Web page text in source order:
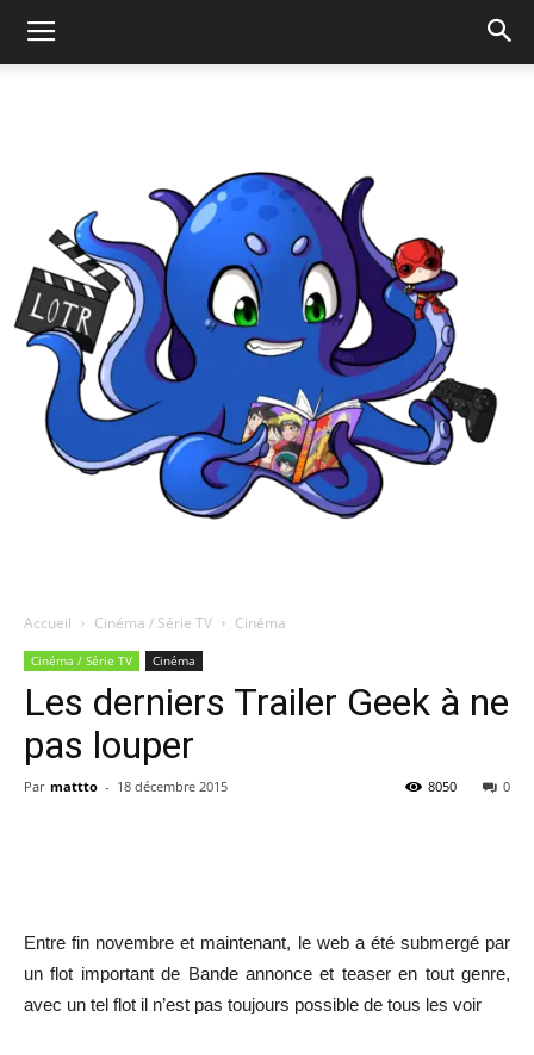
Accueil Cinéma / Série TV Cinéma
Cinéma / Série TV Cinéma
Les derniers Trailer Geek à ne
pas louper
Par mattto - 18 décembre 2015 0
8050
Entre fin novembre et maintenant, le web a été submergé par
un flot important de Bande annonce et teaser en tout genre,
avec un tel flot il n’est pas toujours possible de tous les voir